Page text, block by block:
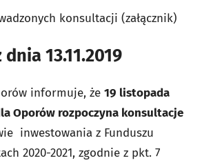
konsultacji (załącznik)
13.11.2019
informuje, że 19 listopada
Oporów rozpoczyna konsultacje
inwestowania z Funduszu
2020-2021, zgodnie z pkt. 7